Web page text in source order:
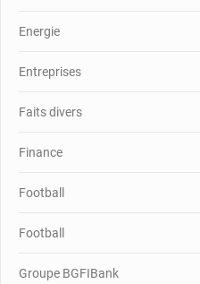
Energie
Entreprises
Faits divers
Finance
Football
Football
Groupe BGFIBank